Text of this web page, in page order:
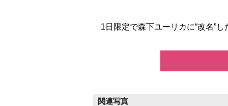
1日限定で森下ユーリカに“改名”し
関連写真